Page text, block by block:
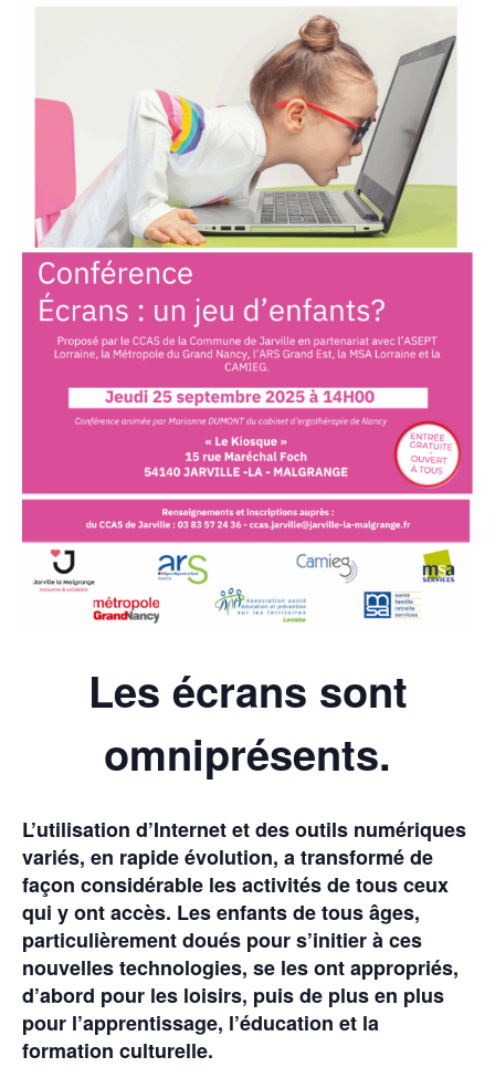
Les écrans sont
omniprésents.
L’utilisation d’Internet et des outils numériques
variés, en rapide évolution, a transformé de
façon considérable les activités de tous ceux
qui y ont accès. Les enfants de tous âges,
particulièrement doués pour s’initier à ces
nouvelles technologies, se les ont appropriés,
d’abord pour les loisirs, puis de plus en plus
pour l’apprentissage, l’éducation et la
formation culturelle.